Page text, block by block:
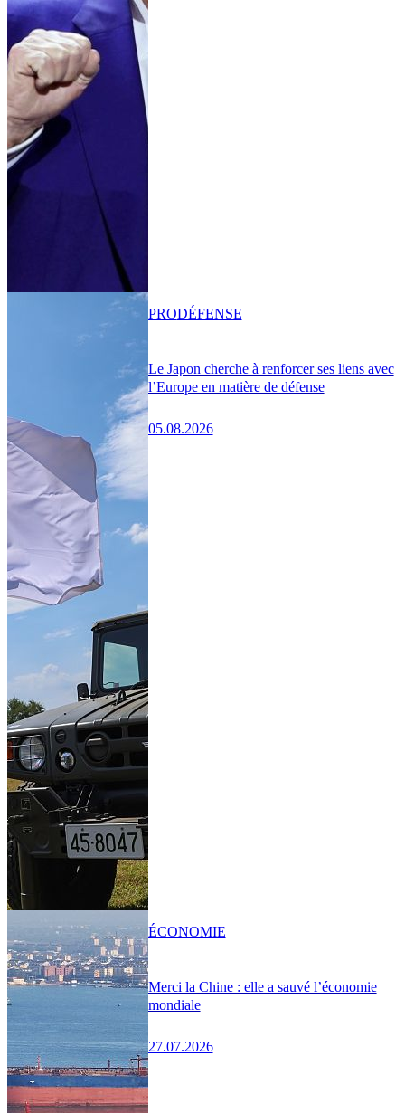
Le Japon cherche à renforcer ses liens avec
l’Europe en matière de défense
05.08.2026
PRODÉFENSE
Merci la Chine : elle a sauvé l’économie
mondiale
27.07.2026
ÉCONOMIE